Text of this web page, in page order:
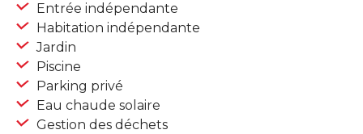
Entrée indépendante
Habitation indépendante
Jardin
Piscine
Parking privé
Eau chaude solaire
Gestion des déchets